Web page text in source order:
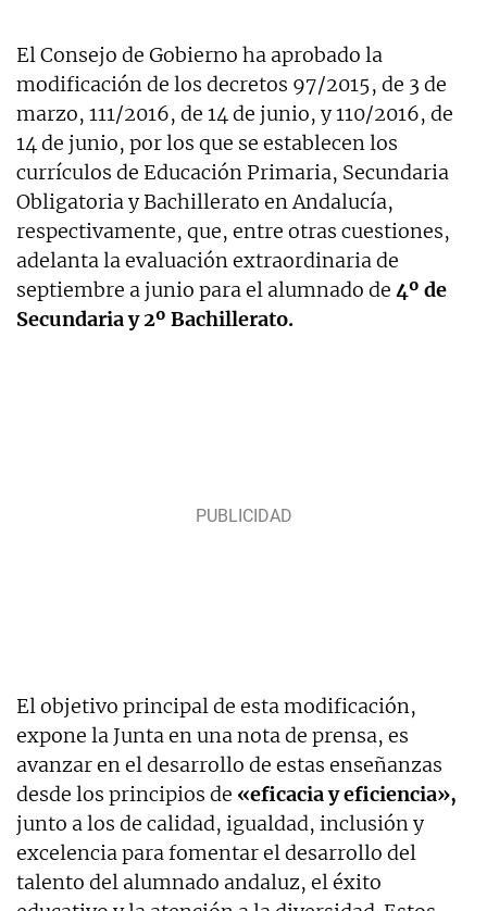
El Consejo de Gobierno ha aprobado la
modificación de los decretos 97/2015, de 3 de
marzo, 111/2016, de 14 de junio, y 110/2016, de
14 de junio, por los que se establecen los
currículos de Educación Primaria, Secundaria
Obligatoria y Bachillerato en Andalucía,
respectivamente, que, entre otras cuestiones,
adelanta la evaluación extraordinaria de
septiembre a junio para el alumnado de 4º de
Secundaria y 2º Bachillerato.
El objetivo principal de esta modificación,
expone la Junta en una nota de prensa, es
avanzar en el desarrollo de estas enseñanzas
desde los principios de «eficacia y eficiencia»,
junto a los de calidad, igualdad, inclusión y
excelencia para fomentar el desarrollo del
talento del alumnado andaluz, el éxito